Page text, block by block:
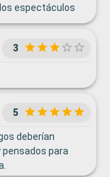
espectáculos
3
5
deberían
pensados para